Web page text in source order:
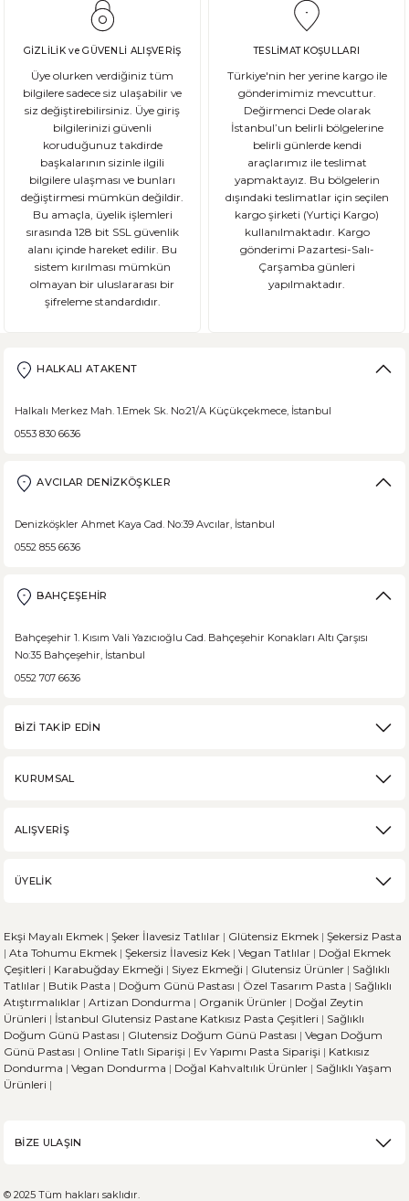
GİZLİLİK ve GÜVENLİ ALIŞVERİŞ
Üye olurken verdiğiniz tüm
bilgilere sadece siz ulaşabilir ve
siz değiştirebilirsiniz. Üye giriş
bilgilerinizi güvenli
koruduğunuz takdirde
başkalarının sizinle ilgili
bilgilere ulaşması ve bunları
değiştirmesi mümkün değildir.
Bu amaçla, üyelik işlemleri
sırasında 128 bit SSL güvenlik
alanı içinde hareket edilir. Bu
sistem kırılması mümkün
olmayan bir uluslararası bir
şifreleme standardıdır.
TESLİMAT KOŞULLARI
Türkiye'nin her yerine kargo ile
gönderimimiz mevcuttur.
Değirmenci Dede olarak
İstanbul’un belirli bölgelerine
belirli günlerde kendi
araçlarımız ile teslimat
yapmaktayız. Bu bölgelerin
dışındaki teslimatlar için seçilen
kargo şirketi (Yurtiçi Kargo)
kullanılmaktadır. Kargo
gönderimi Pazartesi-Salı-
Çarşamba günleri
yapılmaktadır.
HALKALI ATAKENT
Halkalı Merkez Mah. 1.Emek Sk. No:21/A Küçükçekmece, İstanbul
0553 830 6636
AVCILAR DENİZKÖŞKLER
Denizköşkler Ahmet Kaya Cad. No:39 Avcılar, İstanbul
0552 855 6636
BAHÇEŞEHİR
Bahçeşehir 1. Kısım Vali Yazıcıoğlu Cad. Bahçeşehir Konakları Altı Çarşısı
No:35 Bahçeşehir, İstanbul
0552 707 6636
BİZİ TAKİP EDİN
KURUMSAL
ALIŞVERİŞ
ÜYELİK
Ekşi Mayalı Ekmek | Şeker İlavesiz Tatlılar | Glütensiz Ekmek | Şekersiz Pasta
| Ata Tohumu Ekmek | Şekersiz İlavesiz Kek | Vegan Tatlılar | Doğal Ekmek
Çeşitleri | Karabuğday Ekmeği | Siyez Ekmeği | Glutensiz Ürünler | Sağlıklı
Tatlılar | Butik Pasta | Doğum Günü Pastası | Özel Tasarım Pasta | Sağlıklı
Atıştırmalıklar | Artizan Dondurma | Organik Ürünler | Doğal Zeytin
Ürünleri | İstanbul Glutensiz Pastane Katkısız Pasta Çeşitleri | Sağlıklı
Doğum Günü Pastası | Glutensiz Doğum Günü Pastası | Vegan Doğum
Günü Pastası | Online Tatlı Siparişi | Ev Yapımı Pasta Siparişi | Katkısız
Dondurma | Vegan Dondurma | Doğal Kahvaltılık Ürünler | Sağlıklı Yaşam
Ürünleri |
BİZE ULAŞIN
© 2025 Tüm hakları saklıdır.